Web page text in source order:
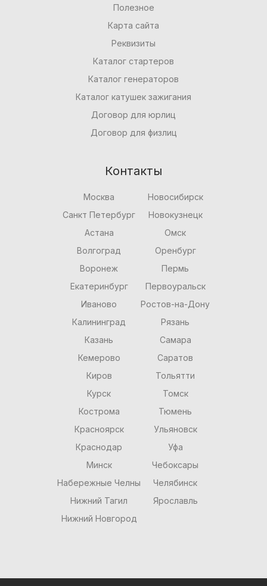
Полезное
Карта сайта
Реквизиты
Каталог стартеров
Каталог генераторов
Каталог катушек зажигания
Договор для юрлиц
Договор для физлиц
Контакты
Москва
Санкт Петербург
Астана
Волгоград
Воронеж
Екатеринбург
Иваново
Калининград
Казань
Кемерово
Киров
Курск
Кострома
Красноярск
Краснодар
Минск
Набережные Челны
Нижний Тагил
Нижний Новгород
Новосибирск
Новокузнецк
Омск
Оренбург
Пермь
Первоуральск
Ростов-на-Дону
Рязань
Самара
Саратов
Тольятти
Томск
Тюмень
Ульяновск
Уфа
Чебоксары
Челябинск
Ярославль